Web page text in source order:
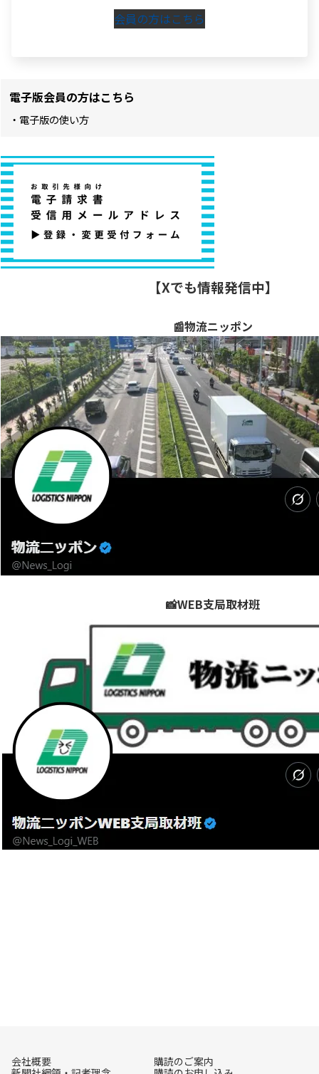
会員の方はこちら
電子版会員の方はこちら
・電子版の使い方
【Xでも情報発信中】
📰物流ニッポン
📸WEB支局取材班
会社概要
購読のご案内